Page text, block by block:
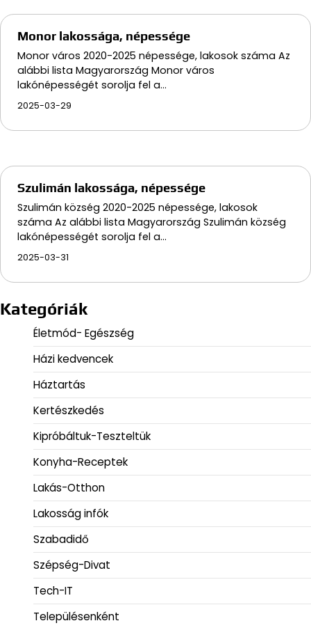
Monor lakossága, népessége
Monor város 2020-2025 népessége, lakosok száma Az
alábbi lista Magyarország Monor város
lakónépességét sorolja fel a…
2025-03-29
Szulimán lakossága, népessége
Szulimán község 2020-2025 népessége, lakosok
száma Az alábbi lista Magyarország Szulimán község
lakónépességét sorolja fel a…
2025-03-31
Kategóriák
Életmód- Egészség
Házi kedvencek
Háztartás
Kertészkedés
Kipróbáltuk-Teszteltük
Konyha-Receptek
Lakás-Otthon
Lakosság infók
Szabadidő
Szépség-Divat
Tech-IT
Településenként